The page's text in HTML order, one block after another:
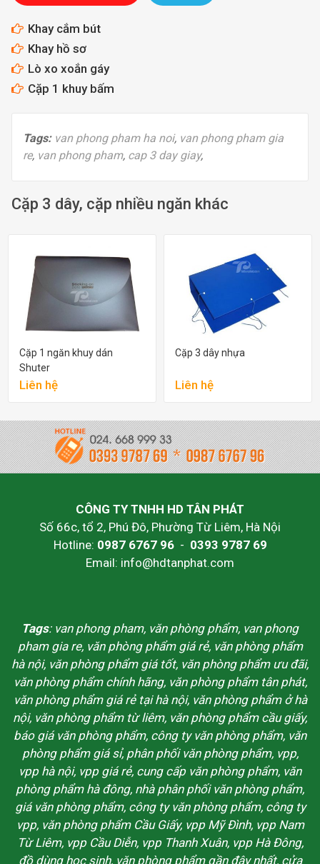
Khay cắm bút
Khay hồ sơ
Lò xo xoắn gáy
Cặp 1 khuy bấm
Tags: van phong pham ha noi, van phong pham gia
re, van phong pham, cap 3 day giay,
Cặp 3 dây, cặp nhiều ngăn khác
Cặp 1 ngăn khuy dán
Shuter
Liên hệ
Cặp 3 dây nhựa
Liên hệ
CÔNG TY TNHH HD TÂN PHÁT
Số 66c, tổ 2, Phú Đô, Phường Từ Liêm, Hà Nội
Hotline: 0987 6767 96 - 0393 9787 69
Email: info@hdtanphat.com
Tags: van phong pham, văn phòng phẩm, van phong
pham gia re, văn phòng phẩm giá rẻ, văn phòng phẩm
hà nội, văn phòng phẩm giá tốt, văn phòng phẩm ưu đãi,
văn phòng phẩm chính hãng, văn phòng phẩm tân phát,
văn phòng phẩm giá rẻ tại hà nội, văn phòng phẩm ở hà
nội, văn phòng phẩm từ liêm, văn phòng phẩm cầu giấy,
báo giá văn phòng phẩm, công ty văn phòng phẩm, văn
phòng phẩm giá sỉ, phân phối văn phòng phẩm, vpp,
vpp hà nội, vpp giá rẻ, cung cấp văn phòng phẩm, văn
phòng phẩm hà đông, nhà phân phối văn phòng phẩm,
giá văn phòng phẩm, công ty văn phòng phẩm, công ty
vpp, văn phòng phẩm Cầu Giấy, vpp Mỹ Đình, vpp Nam
Từ Liêm, vpp Cầu Diễn, vpp Thanh Xuân, vpp Hà Đông,
đồ dùng học sinh, văn phòng phẩm gần đây nhất, cửa